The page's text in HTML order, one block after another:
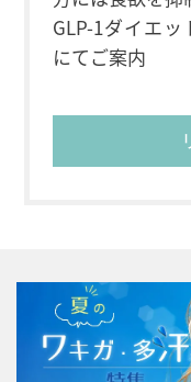
GLP-1ダイエ
にてご案内